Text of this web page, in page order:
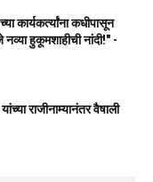
कार्यकर्त्यांना कधीपासून
हुकूमशाहीची नांदी!" -
राजीनाम्यानंतर वैषाली